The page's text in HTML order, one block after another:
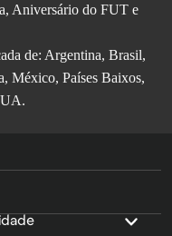
Aniversário do FUT e
de: Argentina, Brasil,
México, Países Baixos,